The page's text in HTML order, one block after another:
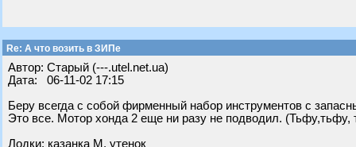
Re: А что возить в ЗИПе
Автор: Старый (---.utel.net.ua)
Дата: 06-11-02 17:15
Беру всегда с собой фирменный набор инструментов с
Это все. Мотор хонда 2 еще ни разу не подводил. (Тьфу,тьфу,
Лодки: казанка М, утенок